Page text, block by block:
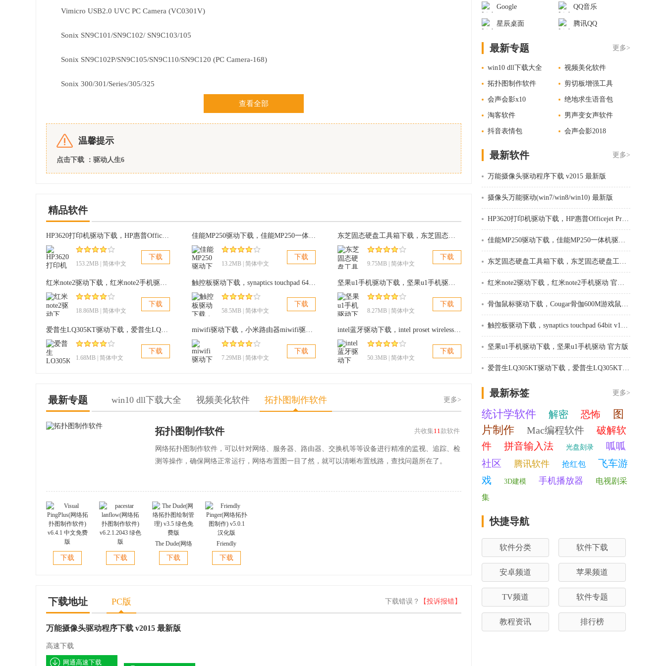
Vimicro USB2.0 UVC PC Camera (VC0301V)
Sonix SN9C101/SN9C102/ SN9C103/105
Sonix SN9C102P/SN9C105/SN9C110/SN9C120 (PC Camera-168)
Sonix 300/301/Series/305/325
eMPIA USB 2.0 Video Devices EM27xx and EM28xx
eMPIA USB 2.0 PC CameraAC580/AC680/AC688
ViewSonic W2201 WebCam(VM302)
{NoteBook}各种常见笔记本自带摄像头驱动
ASUS华硕F9Dc笔记本电脑AM-1C007摄像头驱动
ASUS华硕F5SL笔记本摄像头驱动
ASUS华硕F6S/N10Jc系列笔记本电脑摄像头驱动
Lenovo联想昭阳E/F系列笔记本电脑摄像头最新驱动
Lenovo联想(IBM) ThinkPad W700笔记本摄像头驱动
Lenovo联想(IBM) ThinkPad SL400\Z6X系列笔记本摄像头驱动
Lenovo联想(IBM) ThinkPad T400s笔记本自带摄像头驱动(Ricoh芯片)
HP惠普Compaq Presario V31XXAU系列笔记本电脑摄像头驱动
HP惠普Pavilion DV9200系列笔记本VGA Webcam摄像头驱动
Haier海尔心动系列笔记本摄像头驱动
查看全部
温馨提示
点击下载 ：驱动人生6
精品软件
HP3620打印机驱动下载，HP惠普Officejet Pro 3620一体机驱动 v32.2 官方版
153.2MB | 简体中文
下载
佳能MP250驱动下载，佳能MP250一体机驱动 v2016 官方最新版
13.2MB | 简体中文
下载
东芝固态硬盘工具箱下载，东芝固态硬盘工具箱 v3.00 最新版
9.75MB | 简体中文
下载
红米note2驱动下载，红米note2手机驱动 官方版
18.86MB | 简体中文
下载
触控板驱动下载，synaptics touchpad 64bit v19.0.17.27 最新版
58.5MB | 简体中文
下载
坚果u1手机驱动下载，坚果u1手机驱动 官方版
8.27MB | 简体中文
下载
爱普生LQ305KT驱动下载，爱普生LQ305KT驱动 官方版
1.68MB | 简体中文
下载
miwifi驱动下载，小米路由器miwifi驱动 v1.1.750 官方最新版
7.29MB | 简体中文
下载
intel蓝牙驱动下载，intel proset wireless bluetooth(蓝牙驱动) v18.1 最新版
50.3MB | 简体中文
下载
最新专题 win10 dll下载大全 视频美化软件 拓扑图制作软件 更多>
共收集11款软件
拓扑图制作软件
网络拓扑图制作软件，可以针对网络、服务器、路由器、交换机等等设备进行精准的监视、追踪、检
测等操作，确保网络正常运行，网络布置图一目了然，就可以清晰布置线路，查找问题所在了。
Visual
PingPlus(网络拓
下载
pacestar
lanflow(网络拓
下载
The Dude(网络
拓扑图绘制管
理) v3.5 绿色免
下载
Friendly
Pinger(网络拓扑
图制作) v5.0.1
下载
下载地址 PC版 下载错误？ 【投诉报错】
万能摄像头驱动程序下载 v2015 最新版
高速下载
网通高速下载
Google QQ音乐
星辰桌面 腾讯QQ
最新专题 更多>
win10 dll下载大全 视频美化软件
拓扑图制作软件 剪切板增强工具
会声会影x10 绝地求生语音包
淘客软件 男声变女声软件
抖音表情包 会声会影2018
最新软件 更多>
万能摄像头驱动程序下载 v2015 最新版
摄像头万能驱动(win7/win8/win10) 最新版
HP3620打印机驱动下载，HP惠普Officejet Pro 3620一体机驱动 v32.2 官方版
佳能MP250驱动下载，佳能MP250一体机驱动 v2016 官方最新版
东芝固态硬盘工具箱下载，东芝固态硬盘工具箱 v3.00 最新版
红米note2驱动下载，红米note2手机驱动 官方版
骨伽鼠标驱动下载，Cougar骨伽600M游戏鼠标驱动 v1.08 官方版
触控板驱动下载，synaptics touchpad 64bit v19.0.17.27 最新版
坚果u1手机驱动下载，坚果u1手机驱动 官方版
爱普生LQ305KT驱动下载，爱普生LQ305KT驱动 官方版
最新标签 更多>
统计学软件 解密 恐怖
图
片制作
Mac编程软件
破解软
件
拼音输入法 光盘刻录
呱呱
社区
腾讯软件 抢红包
飞车游
戏
3D建模 手机播放器
电视剧采
集
快捷导航
软件分类 软件下载
安卓频道 苹果频道
TV频道 软件专题
教程资讯 排行榜